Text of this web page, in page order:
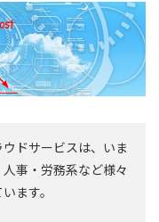
ドサービスは、いま
事・労務系など様々
ます。